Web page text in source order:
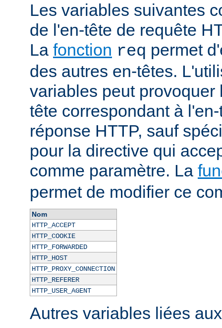
Les variables suivantes
de l'en-tête de requête
La fonction req permet
des autres en-têtes.
variables peut provoquer
tête correspondant à
réponse HTTP, sauf
pour la directive qui
comme paramètre. La
permet de modifier ce
Nom
HTTP_ACCEPT
HTTP_COOKIE
HTTP_FORWARDED
HTTP_HOST
HTTP_PROXY_CONNECTION
HTTP_REFERER
HTTP_USER_AGENT
Autres variables liées